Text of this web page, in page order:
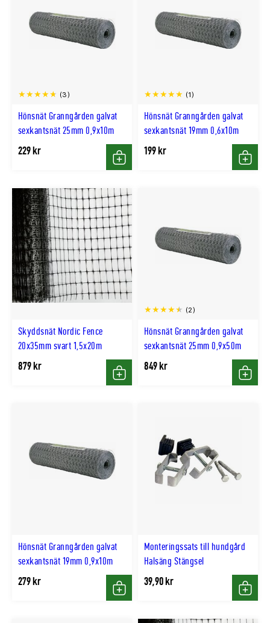
Hönsnät Granngården galvat
sexkantsnät 25mm 0,9x10m
(3)
229 kr
Köp
Hönsnät Granngården galvat
sexkantsnät 19mm 0,6x10m
(1)
199 kr
Köp
Skyddsnät Nordic Fence
20x35mm svart 1,5x20m
879 kr
Köp
Hönsnät Granngården galvat
sexkantsnät 25mm 0,9x50m
(2)
849 kr
Köp
Hönsnät Granngården galvat
sexkantsnät 19mm 0,9x10m
279 kr
Köp
Monteringssats till hundgård
Halsäng Stängsel
39,90 kr
Köp